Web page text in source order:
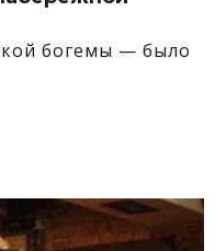
богемы — было